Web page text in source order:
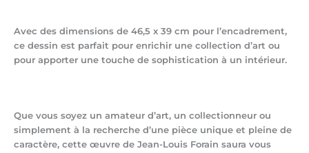
Avec des dimensions de 46,5 x 39 cm pour l’encadrement,
ce dessin est parfait pour enrichir une collection d’art ou
pour apporter une touche de sophistication à un intérieur.
Que vous soyez un amateur d’art, un collectionneur ou
simplement à la recherche d’une pièce unique et pleine de
caractère, cette œuvre de Jean-Louis Forain saura vous